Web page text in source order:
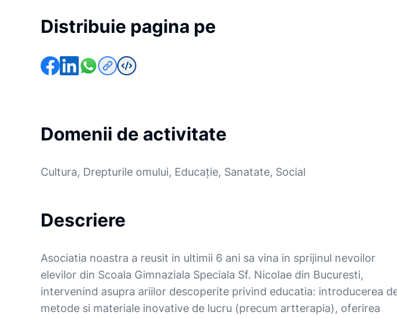
Distribuie pagina pe
Domenii de activitate
Cultura, Drepturile omului, Educație, Sanatate, Social
Descriere
Asociatia noastra a reusit in ultimii 6 ani sa vina in sprijinul nevoilor
elevilor din Scoala Gimnaziala Speciala Sf. Nicolae din Bucuresti,
intervenind asupra ariilor descoperite privind educatia: introducerea
metode si materiale inovative de lucru (precum artterapia), oferirea